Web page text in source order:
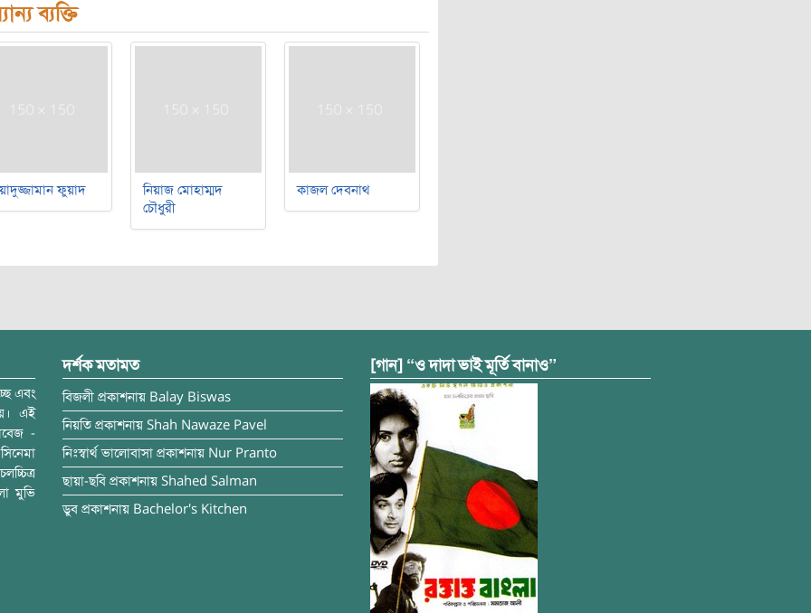
ব্যক্তি
ফুয়াদ
নিয়াজ মোহাম্মদ
চৌধুরী
কাজল দেবনাথ
এবং
এই
-
মুভি
দর্শক মতামত
বিজলী প্রকাশনায় Balay Biswas
নিয়তি প্রকাশনায় Shah Nawaze Pavel
নিঃস্বার্থ ভালোবাসা প্রকাশনায় Nur Pranto
ছায়া-ছবি প্রকাশনায় Shahed Salman
ডুব প্রকাশনায় Bachelor's Kitchen
[গান] “ও দাদা ভাই মূর্তি বানাও”